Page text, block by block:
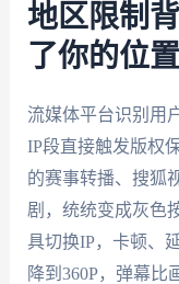
地区限制
了你的位置
流媒体平台识别用
IP段直接触发版权
的赛事转播、搜狐
剧，统统变成灰色
具切换IP，卡顿、
降到360P，弹幕比